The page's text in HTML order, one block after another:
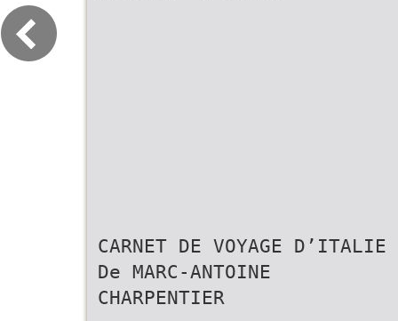
CARNET DE VOYAGE D’ITALIE
De MARC-ANTOINE
CHARPENTIER